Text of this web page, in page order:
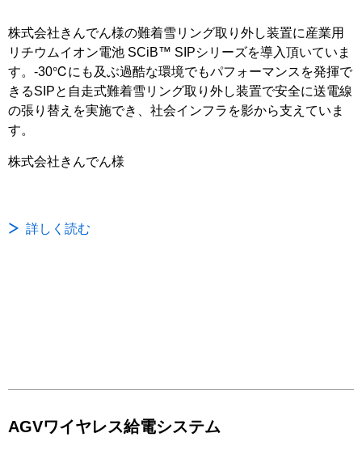
株式会社きんでん様の難着雪リング取り外し装置に産業用
リチウムイオン電池 SCiB™ SIPシリーズを導入頂いていま
す。-30℃にも及ぶ過酷な環境でもパフォーマンスを発揮で
きるSIPと自走式難着雪リング取り外し装置で安全に送電線
の張り替えを実施でき、社会インフラを影から支えていま
す。
株式会社きんでん様
詳しく読む
AGVワイヤレス給電システム